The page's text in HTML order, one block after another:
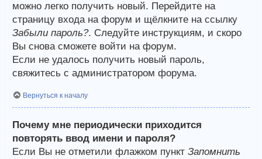
можно легко получить новый. Перейдите на
страницу входа на форум и щёлкните на ссылку
Забыли пароль?. Следуйте инструкциям, и скоро
Вы снова сможете войти на форум.
Если не удалось получить новый пароль,
свяжитесь с администратором форума.
Вернуться к началу
Почему мне периодически приходится
повторять ввод имени и пароля?
Если Вы не отметили флажком пункт Запомнить